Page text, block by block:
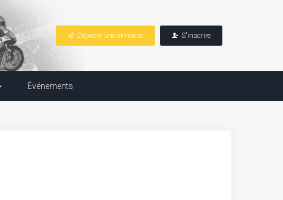
Déposer une annonce S'inscrire
Événements